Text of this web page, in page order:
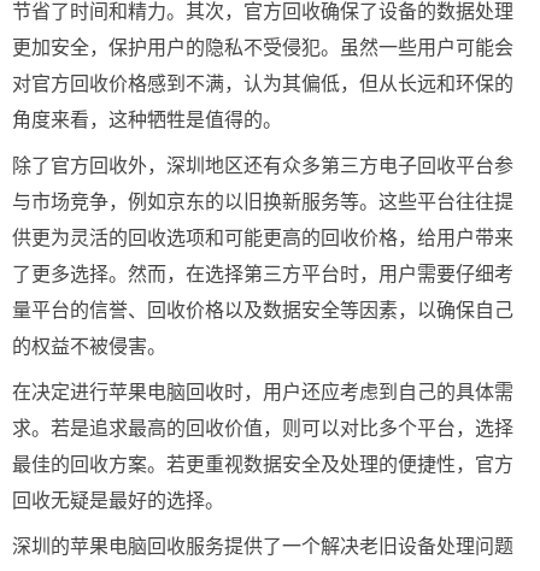
节省了时间和精力。其次，官方回收确保了设备的数据处理
更加安全，保护用户的隐私不受侵犯。虽然一些用户可能会
对官方回收价格感到不满，认为其偏低，但从长远和环保的
角度来看，这种牺牲是值得的。
除了官方回收外，深圳地区还有众多第三方电子回收平台参
与市场竞争，例如京东的以旧换新服务等。这些平台往往提
供更为灵活的回收选项和可能更高的回收价格，给用户带来
了更多选择。然而，在选择第三方平台时，用户需要仔细考
量平台的信誉、回收价格以及数据安全等因素，以确保自己
的权益不被侵害。
在决定进行苹果电脑回收时，用户还应考虑到自己的具体需
求。若是追求最高的回收价值，则可以对比多个平台，选择
最佳的回收方案。若更重视数据安全及处理的便捷性，官方
回收无疑是最好的选择。
深圳的苹果电脑回收服务提供了一个解决老旧设备处理问题